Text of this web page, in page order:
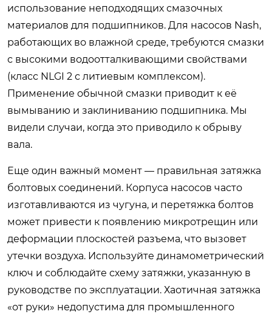
использование неподходящих смазочных
материалов для подшипников. Для насосов Nash,
работающих во влажной среде, требуются смазки
с высокими водоотталкивающими свойствами
(класс NLGI 2 с литиевым комплексом).
Применение обычной смазки приводит к её
вымыванию и заклиниванию подшипника. Мы
видели случаи, когда это приводило к обрыву
вала.
Еще один важный момент — правильная затяжка
болтовых соединений. Корпуса насосов часто
изготавливаются из чугуна, и перетяжка болтов
может привести к появлению микротрещин или
деформации плоскостей разъема, что вызовет
утечки воздуха. Используйте динамометрический
ключ и соблюдайте схему затяжки, указанную в
руководстве по эксплуатации. Хаотичная затяжка
«от руки» недопустима для промышленного